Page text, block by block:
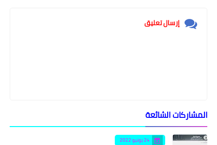
إرسال تعليق
المشاركات الشائعة
24 يونيو 2022